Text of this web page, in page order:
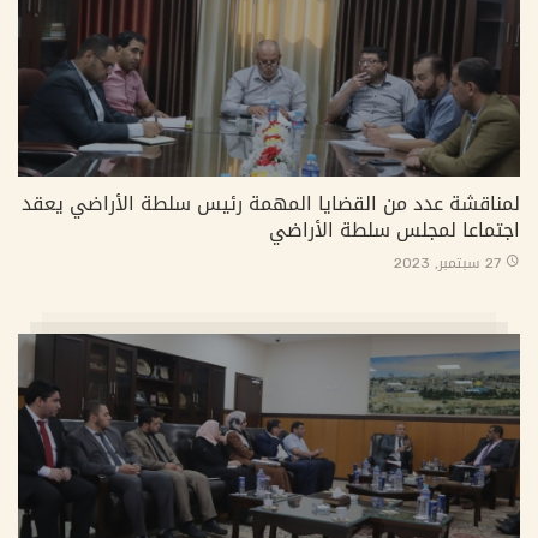
لمناقشة عدد من القضايا المهمة رئيس سلطة الأراضي يعقد
اجتماعا لمجلس سلطة الأراضي
27 سبتمبر, 2023